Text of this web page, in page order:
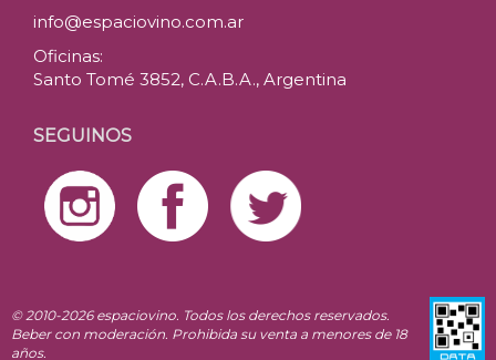
info@espaciovino.com.ar
Oficinas:
Santo Tomé 3852, C.A.B.A., Argentina
SEGUINOS
© 2010-2026 espaciovino. Todos los derechos reservados.
Beber con moderación. Prohibida su venta a menores de 18
años.